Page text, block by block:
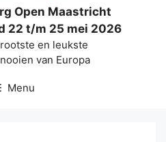
Open Maastricht
22 t/m 25 mei 2026
en leukste
van Europa
Menu